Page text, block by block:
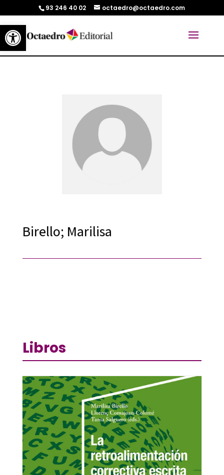
Abrir barra de herramientas
93 246 40 02 octaedro@octaedro.com
Birello; Marilisa
Libros